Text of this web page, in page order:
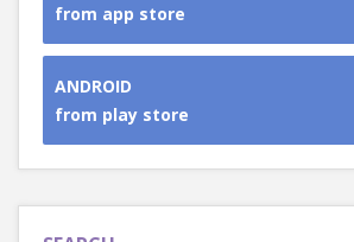
from app store
ANDROID
from play store